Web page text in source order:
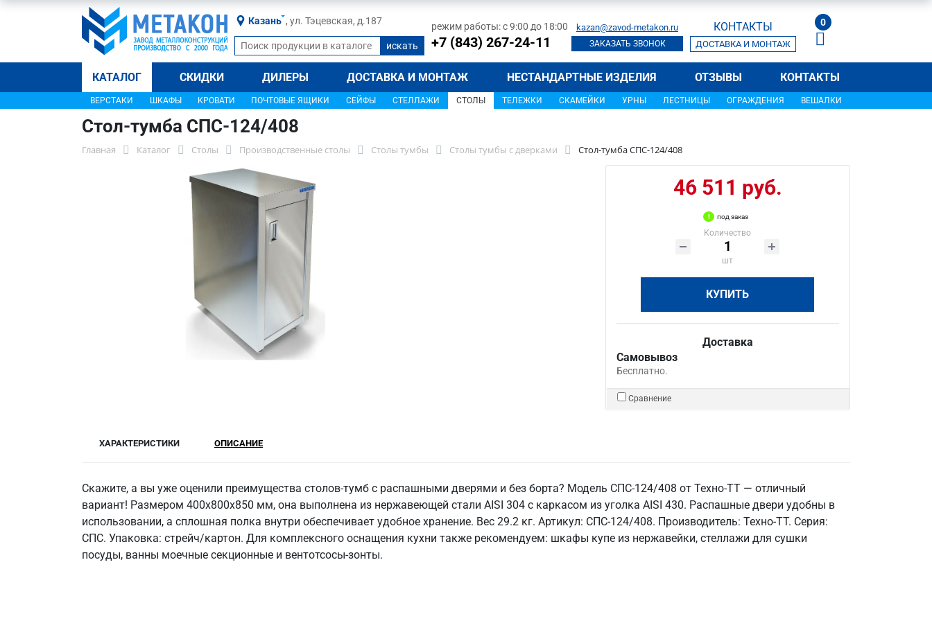
Казань , ул. Тэцевская, д.187 режим работы: с 9:00 до 18:00
+7 (843) 267-24-11
kazan@zavod-metakon.ru
ЗАКАЗАТЬ ЗВОНОК
КОНТАКТЫ
ДОСТАВКА И МОНТАЖ
0
КАТАЛОГ СКИДКИ ДИЛЕРЫ ДОСТАВКА И МОНТАЖ НЕСТАНДАРТНЫЕ ИЗДЕЛИЯ ОТЗЫВЫ КОНТАКТЫ
ВЕРСТАКИ ШКАФЫ КРОВАТИ ПОЧТОВЫЕ ЯЩИКИ СЕЙФЫ СТЕЛЛАЖИ СТОЛЫ ТЕЛЕЖКИ СКАМЕЙКИ УРНЫ ЛЕСТНИЦЫ ОГРАЖДЕНИЯ ВЕШАЛКИ
Стол-тумба СПС-124/408
Главная Каталог Столы Производственные столы Столы тумбы Столы тумбы с дверками Стол-тумба СПС-124/408
46 511 руб.
под заказ
Количество
шт
КУПИТЬ
Доставка
Самовывоз
Бесплатно.
Сравнение
ХАРАКТЕРИСТИКИ ОПИСАНИЕ
Скажите, а вы уже оценили преимущества столов-тумб с распашными дверями и без борта? Модель СПС-124/408 от Техно-ТТ — отличный
вариант! Размером 400x800x850 мм, она выполнена из нержавеющей стали AISI 304 с каркасом из уголка AISI 430. Распашные двери удобны в
использовании, а сплошная полка внутри обеспечивает удобное хранение. Вес 29.2 кг. Артикул: СПС-124/408. Производитель: Техно-ТТ. Серия:
СПС. Упаковка: стрейч/картон. Для комплексного оснащения кухни также рекомендуем: шкафы купе из нержавейки, стеллажи для сушки
посуды, ванны моечные секционные и вентотсосы-зонты.